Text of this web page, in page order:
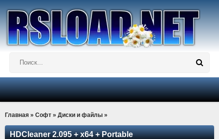
Главная » Софт » Диски и файлы »
HDCleaner 2.095 + x64 + Portable